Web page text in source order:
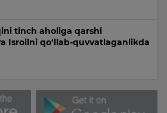
tinch aholiga qarshi
Isroilni qo‘llab-quvvatlaganlikda